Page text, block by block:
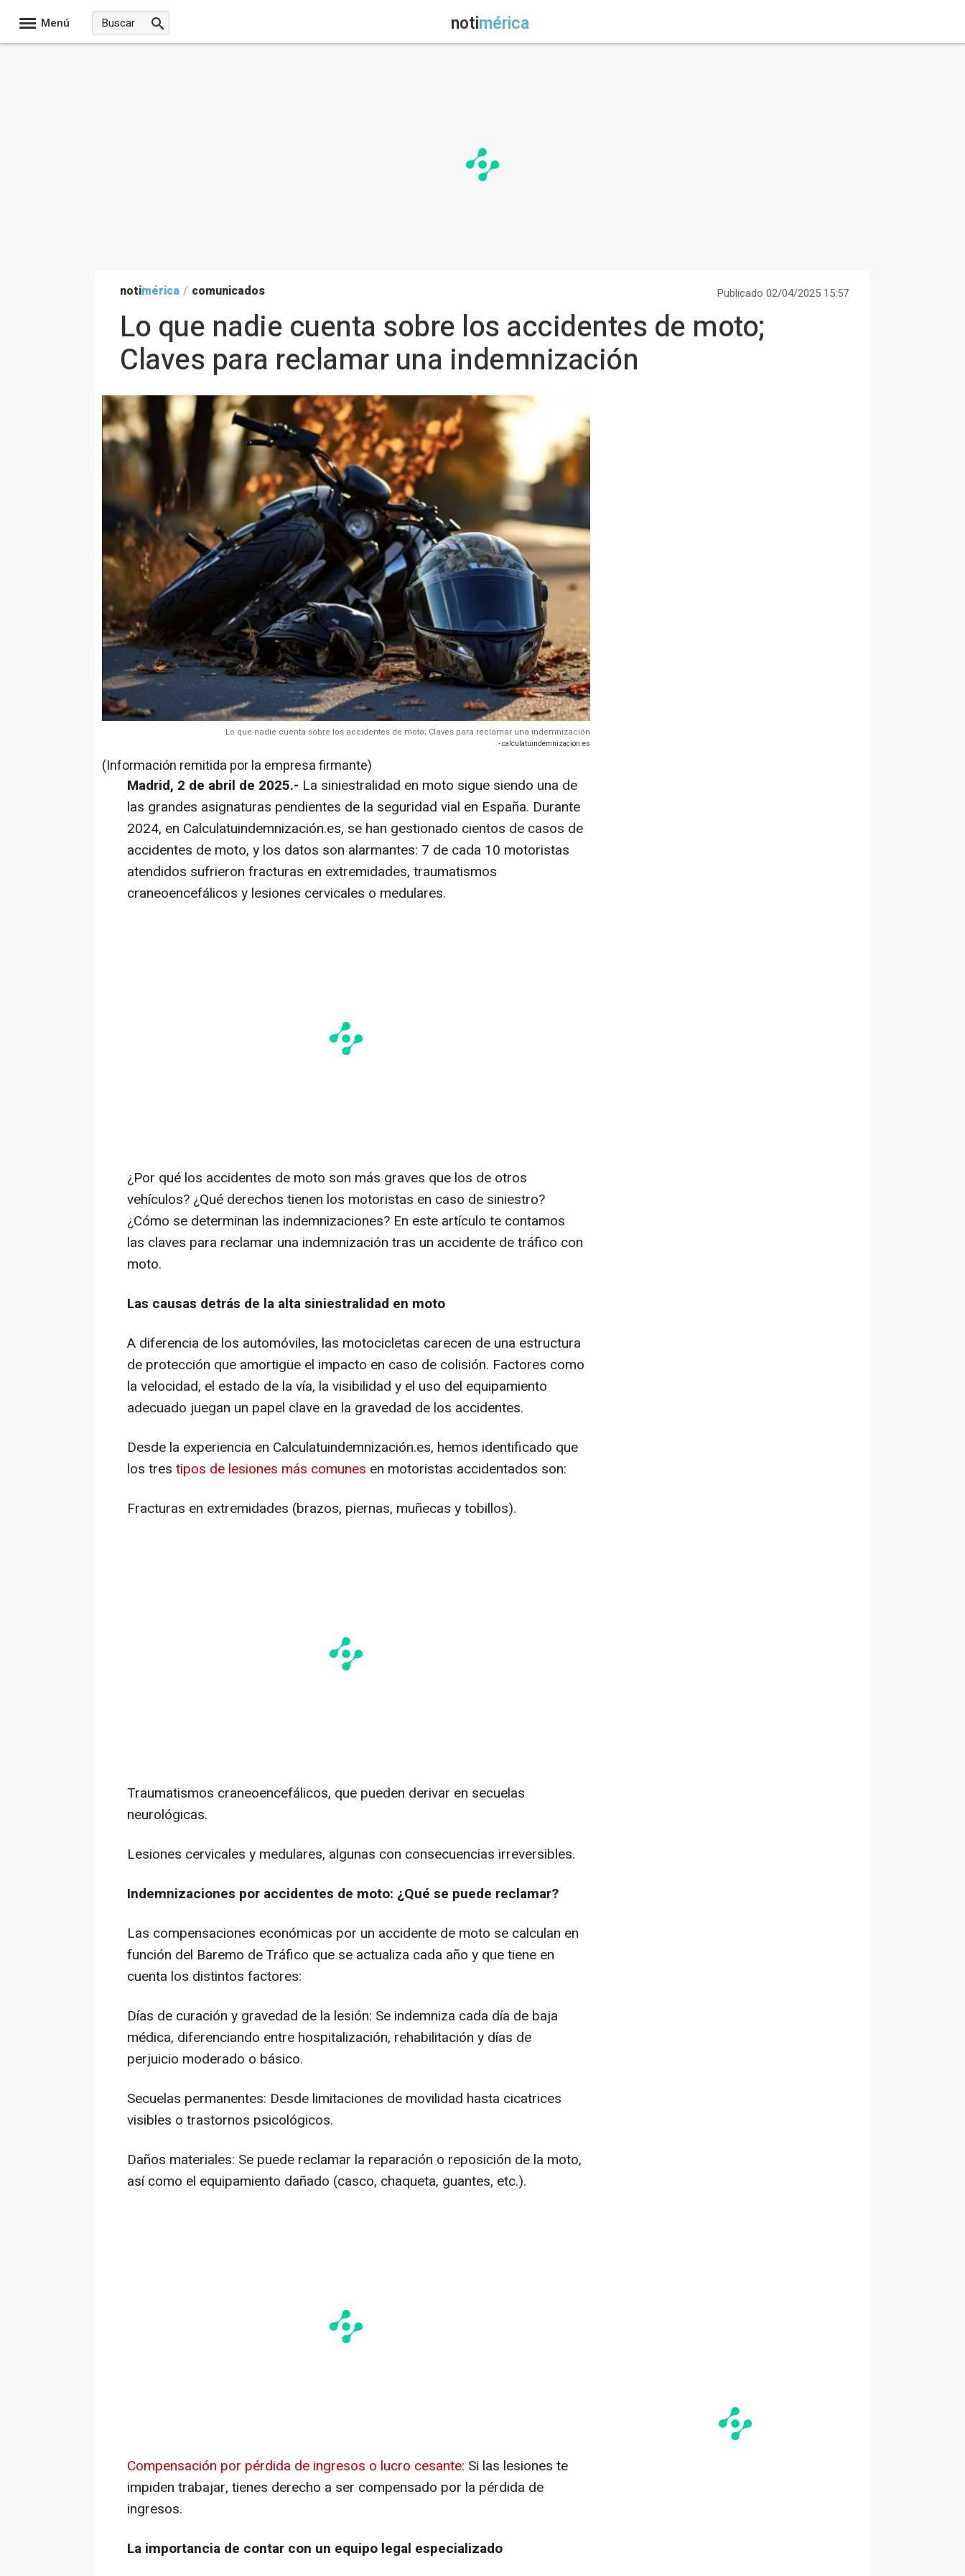
Menú notimérica
notimérica / comunicados Publicado 02/04/2025 15:57
Lo que nadie cuenta sobre los accidentes de moto;
Claves para reclamar una indemnización
Lo que nadie cuenta sobre los accidentes de moto; Claves para reclamar una indemnización
- calculatuindemnizacion.es
(Información remitida por la empresa firmante)
Madrid, 2 de abril de 2025.- La siniestralidad en moto sigue siendo una de
las grandes asignaturas pendientes de la seguridad vial en España. Durante
2024, en Calculatuindemnización.es, se han gestionado cientos de casos de
accidentes de moto, y los datos son alarmantes: 7 de cada 10 motoristas
atendidos sufrieron fracturas en extremidades, traumatismos
craneoencefálicos y lesiones cervicales o medulares.
¿Por qué los accidentes de moto son más graves que los de otros
vehículos? ¿Qué derechos tienen los motoristas en caso de siniestro?
¿Cómo se determinan las indemnizaciones? En este artículo te contamos
las claves para reclamar una indemnización tras un accidente de tráfico con
moto.
Las causas detrás de la alta siniestralidad en moto
A diferencia de los automóviles, las motocicletas carecen de una estructura
de protección que amortigüe el impacto en caso de colisión. Factores como
la velocidad, el estado de la vía, la visibilidad y el uso del equipamiento
adecuado juegan un papel clave en la gravedad de los accidentes.
Desde la experiencia en Calculatuindemnización.es, hemos identificado que
los tres tipos de lesiones más comunes en motoristas accidentados son:
Fracturas en extremidades (brazos, piernas, muñecas y tobillos).
Traumatismos craneoencefálicos, que pueden derivar en secuelas
neurológicas.
Lesiones cervicales y medulares, algunas con consecuencias irreversibles.
Indemnizaciones por accidentes de moto: ¿Qué se puede reclamar?
Las compensaciones económicas por un accidente de moto se calculan en
función del Baremo de Tráfico que se actualiza cada año y que tiene en
cuenta los distintos factores:
Días de curación y gravedad de la lesión: Se indemniza cada día de baja
médica, diferenciando entre hospitalización, rehabilitación y días de
perjuicio moderado o básico.
Secuelas permanentes: Desde limitaciones de movilidad hasta cicatrices
visibles o trastornos psicológicos.
Daños materiales: Se puede reclamar la reparación o reposición de la moto,
así como el equipamiento dañado (casco, chaqueta, guantes, etc.).
Compensación por pérdida de ingresos o lucro cesante: Si las lesiones te
impiden trabajar, tienes derecho a ser compensado por la pérdida de
ingresos.
La importancia de contar con un equipo legal especializado